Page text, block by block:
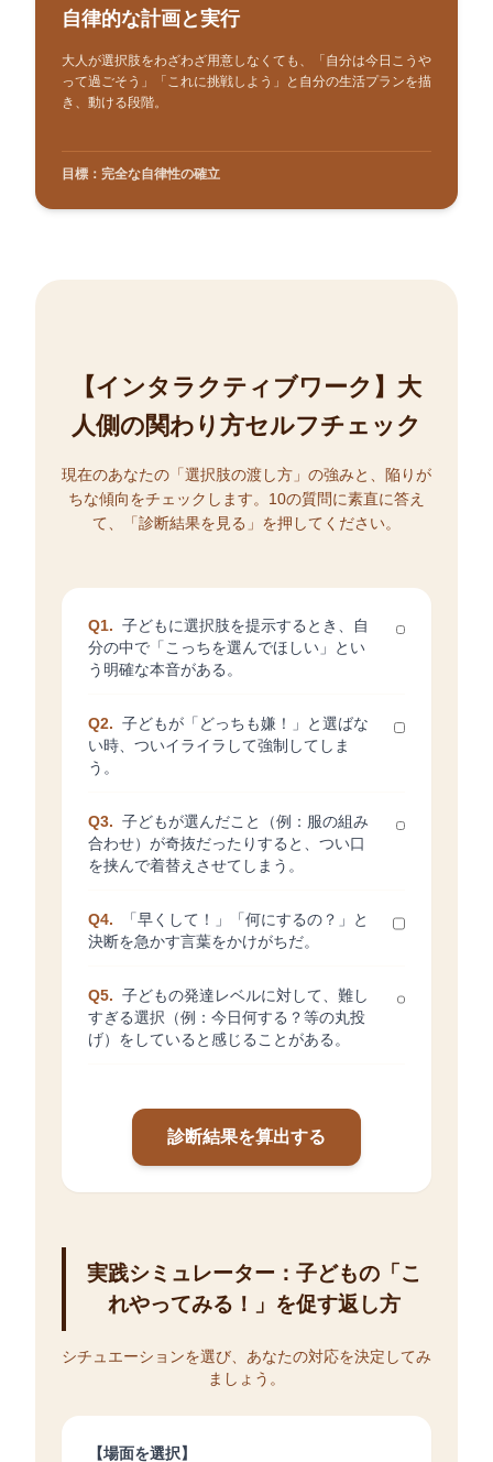
自律的な計画と実行
大人が選択肢をわざわざ用意しなくても、「自分は今日こうや
って過ごそう」「これに挑戦しよう」と自分の生活プランを描
き、動ける段階。
目標：完全な自律性の確立
【インタラクティブワーク】大
人側の関わり方セルフチェック
現在のあなたの「選択肢の渡し方」の強みと、陥りが
ちな傾向をチェックします。10の質問に素直に答え
て、「診断結果を見る」を押してください。
Q1. 子どもに選択肢を提示するとき、自
分の中で「こっちを選んでほしい」とい
う明確な本音がある。
Q2. 子どもが「どっちも嫌！」と選ばな
い時、ついイライラして強制してしま
う。
Q3. 子どもが選んだこと（例：服の組み
合わせ）が奇抜だったりすると、つい口
を挟んで着替えさせてしまう。
Q4.
「早くして！」「何にするの？」と
決断を急かす言葉をかけがちだ。
Q5. 子どもの発達レベルに対して、難し
すぎる選択（例：今日何する？等の丸投
げ）をしていると感じることがある。
診断結果を算出する
実践シミュレーター：子どもの「こ
れやってみる！」を促す返し方
シチュエーションを選び、あなたの対応を決定してみ
ましょう。
【場面を選択】